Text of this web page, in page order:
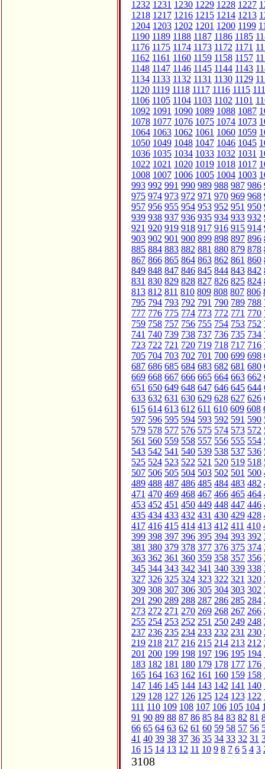
1232 1231 1230 1229 1228 1227
1218 1217 1216 1215 1214 1213
1204 1203 1202 1201 1200 1199
1190 1189 1188 1187 1186 1185
1176 1175 1174 1173 1172 1171
1162 1161 1160 1159 1158 1157
1148 1147 1146 1145 1144 1143
1134 1133 1132 1131 1130 1129
1120 1119 1118 1117 1116 1115
1106 1105 1104 1103 1102 1101
1092 1091 1090 1089 1088 1087
1078 1077 1076 1075 1074 1073
1064 1063 1062 1061 1060 1059
1050 1049 1048 1047 1046 1045
1036 1035 1034 1033 1032 1031
1022 1021 1020 1019 1018 1017
1008 1007 1006 1005 1004 1003
993 992 991 990 989 988 987 986
975 974 973 972 971 970 969 968
957 956 955 954 953 952 951 950
939 938 937 936 935 934 933 932
921 920 919 918 917 916 915 914
903 902 901 900 899 898 897 896
885 884 883 882 881 880 879 878
867 866 865 864 863 862 861 860
849 848 847 846 845 844 843 842
831 830 829 828 827 826 825 824
813 812 811 810 809 808 807 806
795 794 793 792 791 790 789 788
777 776 775 774 773 772 771 770
759 758 757 756 755 754 753 752
741 740 739 738 737 736 735 734
723 722 721 720 719 718 717 716
705 704 703 702 701 700 699 698
687 686 685 684 683 682 681 680
669 668 667 666 665 664 663 662
651 650 649 648 647 646 645 644
633 632 631 630 629 628 627 626
615 614 613 612 611 610 609 608
597 596 595 594 593 592 591 590
579 578 577 576 575 574 573 572
561 560 559 558 557 556 555 554
543 542 541 540 539 538 537 536
525 524 523 522 521 520 519 518
507 506 505 504 503 502 501 500
489 488 487 486 485 484 483 482
471 470 469 468 467 466 465 464
453 452 451 450 449 448 447 446
435 434 433 432 431 430 429 428
417 416 415 414 413 412 411 410
399 398 397 396 395 394 393 392
381 380 379 378 377 376 375 374
363 362 361 360 359 358 357 356
345 344 343 342 341 340 339 338
327 326 325 324 323 322 321 320
309 308 307 306 305 304 303 302
291 290 289 288 287 286 285 284
273 272 271 270 269 268 267 266
255 254 253 252 251 250 249 248
237 236 235 234 233 232 231 230
219 218 217 216 215 214 213 212
201 200 199 198 197 196 195 194
183 182 181 180 179 178 177 176
165 164 163 162 161 160 159 158
147 146 145 144 143 142 141 140
129 128 127 126 125 124 123 122
111 110 109 108 107 106 105 104
91 90 89 88 87 86 85 84 83 82 81
66 65 64 63 62 61 60 59 58 57 56
41 40 39 38 37 36 35 34 33 32 31
16 15 14 13 12 11 10 9 8 7 6 5 4 3
3108